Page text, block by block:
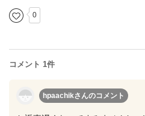
0
コメント 1件
hpaachikさんのコメント